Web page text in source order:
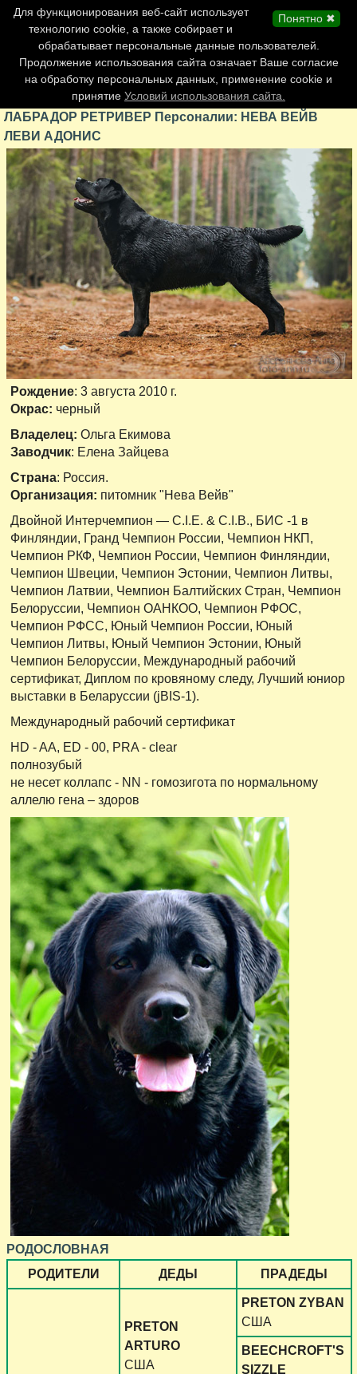
Главная страница
Обновления сайта
Контакты
Персоналии
Форум
ЛАБРАДОР РЕТРИВЕР Персоналии: НЕВА ВЕЙВ
ЛЕВИ АДОНИС
Рождение: 3 августа 2010 г.
Окрас: черный
Владелец: Ольга Екимова
Заводчик: Елена Зайцева
Страна: Россия.
Организация: питомник "Нева Вейв"
Двойной Интерчемпион — C.I.E. & C.I.B., БИС -1 в
Финляндии, Гранд Чемпион России, Чемпион НКП,
Чемпион РКФ, Чемпион России, Чемпион Финляндии,
Чемпион Швеции, Чемпион Эстонии, Чемпион Литвы,
Чемпион Латвии, Чемпион Балтийских Стран, Чемпион
Белоруссии, Чемпион ОАНКОО, Чемпион РФОС,
Чемпион РФСС, Юный Чемпион России, Юный
Чемпион Литвы, Юный Чемпион Эстонии, Юный
Чемпион Белоруссии, Международный рабочий
сертификат, Диплом по кровяному следу, Лучший юниор
выставки в Беларуссии (jBIS-1).
Международный рабочий сертификат
HD - AA, ED - 00, PRA - clear
полнозубый
не несет коллапс - NN - гомозигота по нормальному
аллелю гена – здоров
РОДОСЛОВНАЯ
РОДИТЕЛИ
ДЕДЫ ПРАДЕДЫ
PRETON
ARTURO
США
PRETON ZYBAN
США
BEECHCROFT'S
SIZZLE
Понятно ✖
Для функционирования веб-сайт использует
технологию cookie, а также собирает и
обрабатывает персональные данные пользователей.
Продолжение использования сайта означает Ваше согласие
на обработку персональных данных, применение cookie и
принятие Условий использования сайта.